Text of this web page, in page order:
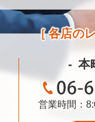
各店の
本
営業時間：